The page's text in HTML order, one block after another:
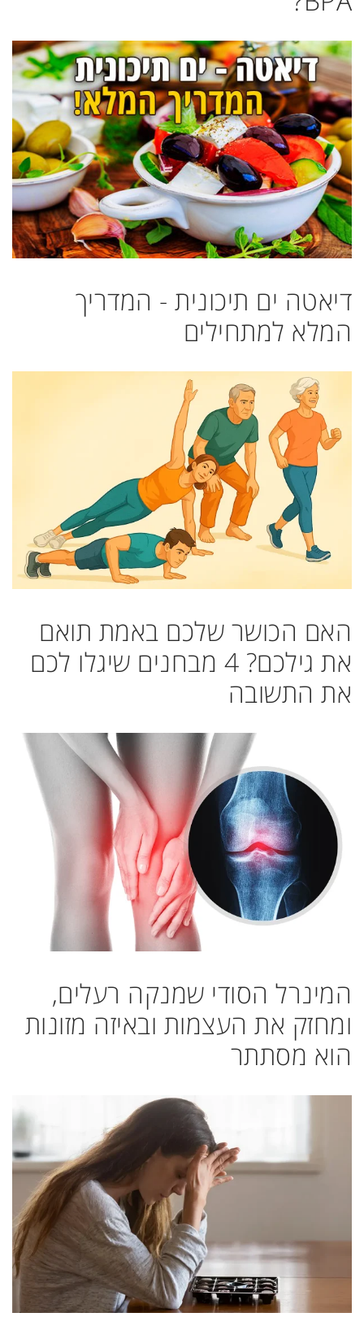
דיאטה ים תיכונית - המדריך
המלא למתחילים
האם הכושר שלכם באמת תואם
את גילכם? 4 מבחנים שיגלו לכם
את התשובה
המינרל הסודי שמנקה רעלים,
ומחזק את העצמות ובאיזה מזונות
הוא מסתתר